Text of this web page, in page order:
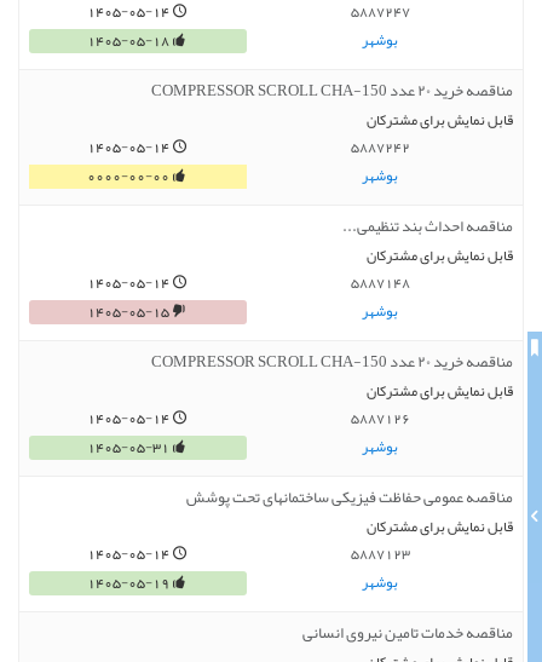
5887247
بوشهر
1405-05-14
1405-05-18
مناقصه خرید ۲۰ عدد 150-COMPRESSOR SCROLL CHA
قابل نمایش برای مشترکان
5887242
بوشهر
1405-05-14
0000-00-00
مناقصه احداث بند تنظیمی...
قابل نمایش برای مشترکان
5887148
بوشهر
1405-05-14
1405-05-15
مناقصه خرید ۲۰ عدد 150-COMPRESSOR SCROLL CHA
قابل نمایش برای مشترکان
5887126
بوشهر
1405-05-14
1405-05-31
مناقصه عمومی حفاظت فیزیکی ساختمانهای تحت پوشش
قابل نمایش برای مشترکان
5887123
بوشهر
1405-05-14
1405-05-19
مناقصه خدمات تامین نیروی انسانی